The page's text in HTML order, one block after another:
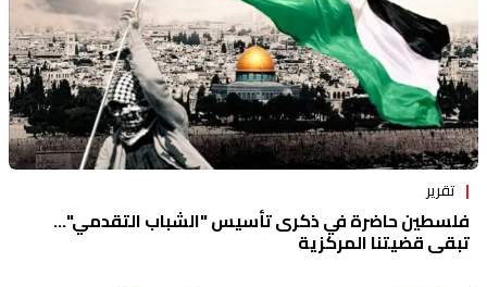
تقرير
فلسطين حاضرة في ذكرى تأسيس "الشباب التقدمي"...
تبقى قضيتنا المركزية